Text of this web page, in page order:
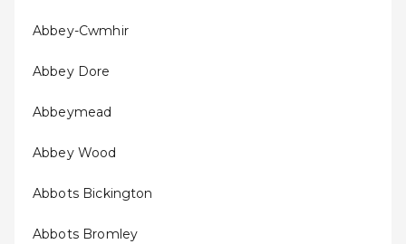
Abbey-Cwmhir
Abbey Dore
Abbeymead
Abbey Wood
Abbots Bickington
Abbots Bromley